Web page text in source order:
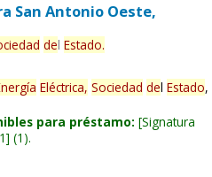
San Antonio Oeste,
del Estado.
Eléctrica, Sociedad del Estado,
para préstamo: Signatura
(1).